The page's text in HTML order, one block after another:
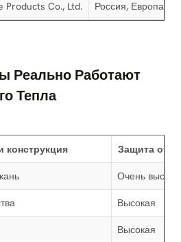
Products Co., Ltd. Россия, Европа,
Реально Работают
Тепла
конструкция Защита от
Очень
Высокая
Высокая